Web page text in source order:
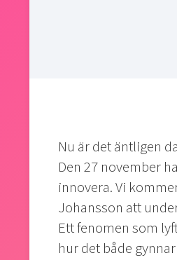
Nu är det äntligen
Den 27 november
innovera. Vi
Johansson att
Ett fenomen som
hur det både